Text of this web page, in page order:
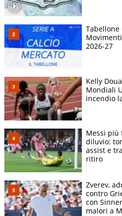
Tabellone
2026-27
Kelly
Mondiali
incendio
Messi più
diluvio:
assist e
ritiro
Zverev,
contro
con
malori a